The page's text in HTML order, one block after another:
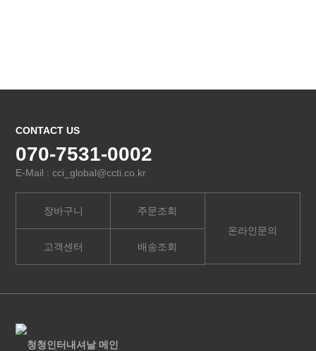
CONTACT US
070-7531-0002
E-Mail : cci_global@ccti.co.kr
장바구니
고객센터
주문조회
배송조회
온라인문의